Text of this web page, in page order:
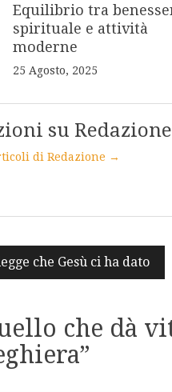
Equilibrio tra
spirituale e attività
moderne
25 Agosto, 2025
su Redazione
di Redazione →
che Gesù ci ha dato
che dà
”